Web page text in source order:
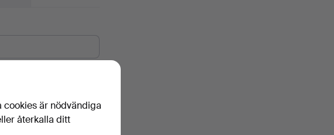
cookies är nödvändiga
återkalla ditt